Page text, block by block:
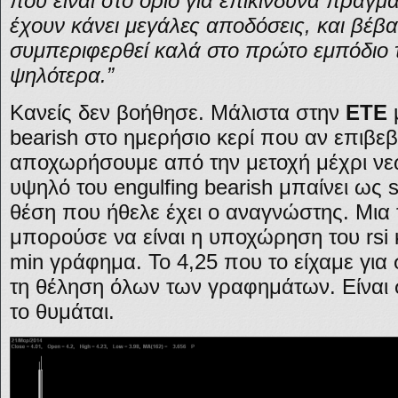
έχουν κάνει μεγάλες αποδόσεις, και
συμπεριφερθεί καλά στο πρώτο εμπόδιο
ψηλότερα.”
Κανείς δεν βοήθησε. Μάλιστα στην ΕΤΕ
bearish στο ημερήσιο κερί που αν
αποχωρήσουμε από την μετοχή μέχρι
υψηλό του engulfing bearish μπαίνει ως
θέση που ήθελε έχει ο αναγνώστης. Μια
μπορούσε να είναι η υποχώρηση του
min γράφημα. Το 4,25 που το είχαμε
τη θέληση όλων των γραφημάτων.
το θυμάται.